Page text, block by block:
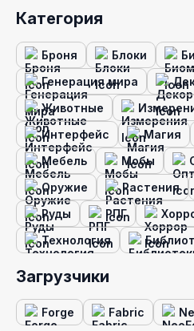
Категория
Броня Блоки
Генерация мира
Животные
Интерфейс
Магия
Мебель
Мобы
Оружие
Растения
Руды
РПГ
Технология
Загрузчики
Forge Fabric